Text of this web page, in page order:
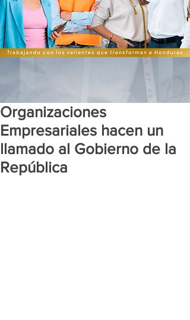
Organizaciones
Empresariales hacen un
llamado al Gobierno de la
República